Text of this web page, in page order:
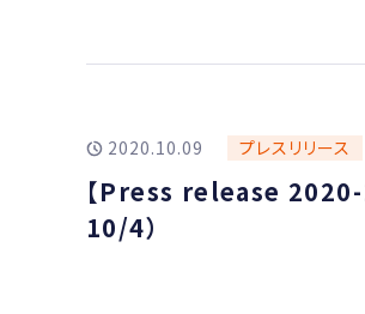
2020.10.09 プレスリリース
【Press release 2020-
10/4）